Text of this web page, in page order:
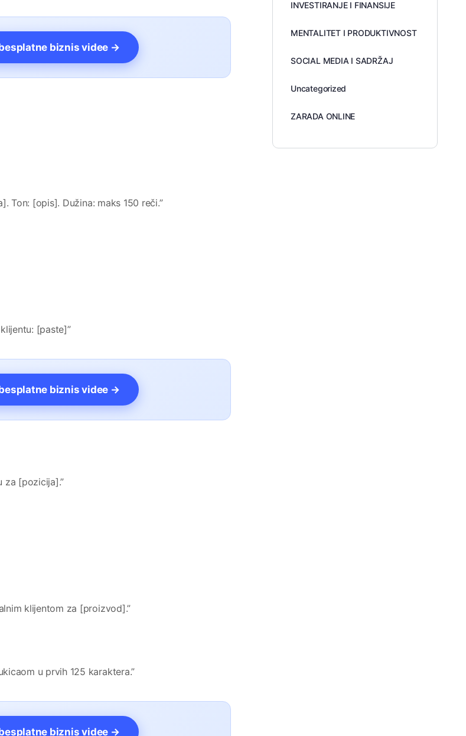
biznis videe →
Ton: [opis]. Dužina: maks 150 reči.”
[paste]”
biznis videe →
za [pozicija].”
klijentom za [proizvod].”
u prvih 125 karaktera.”
biznis videe →
INVESTIRANJE I FINANSIJE
MENTALITET I PRODUKTIVNOST
SOCIAL MEDIA I SADRŽAJ
Uncategorized
ZARADA ONLINE